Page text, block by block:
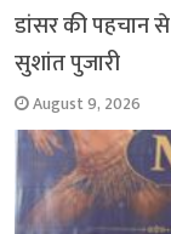
डांसर की पहचान
सुशांत पुजारी
August 9, 2026